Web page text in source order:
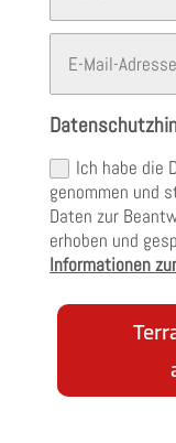
Ich habe die
genommen und
Daten zur
erhoben und
Informationen